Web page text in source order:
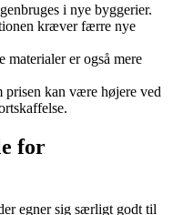
i nye byggerier.
kræver færre nye
materialer er også mere
prisen kan være højere ved
for
egner sig særligt godt til